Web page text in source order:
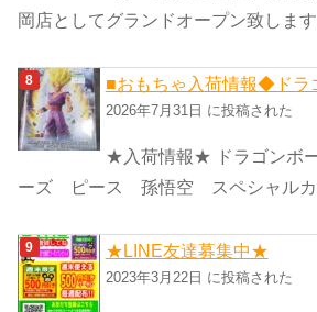
岡店としてグランドオープン致しま
■おもちゃ入荷情報◆ドラ
2026年7月31日 に投稿された
★入荷情報★ ドラゴンボ
ーズ ピース 孫悟空 スペシャルカ
★LINE友達募集中★
2023年3月22日 に投稿された